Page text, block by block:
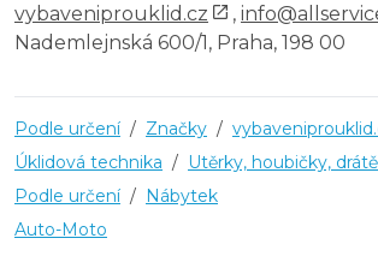
vybaveniprouklid.cz ,
Nademlejnská 600/1, Praha, 198 00
Podle určení / Značky /
Úklidová technika / Utěrky, houbičky,
Podle určení / Nábytek
Auto-Moto